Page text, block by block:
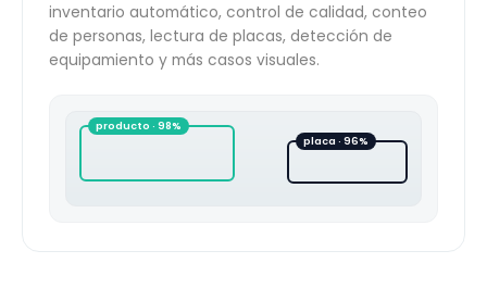
inventario automático, control de calidad, conteo
de personas, lectura de placas, detección de
equipamiento y más casos visuales.
producto · 98%
placa · 96%